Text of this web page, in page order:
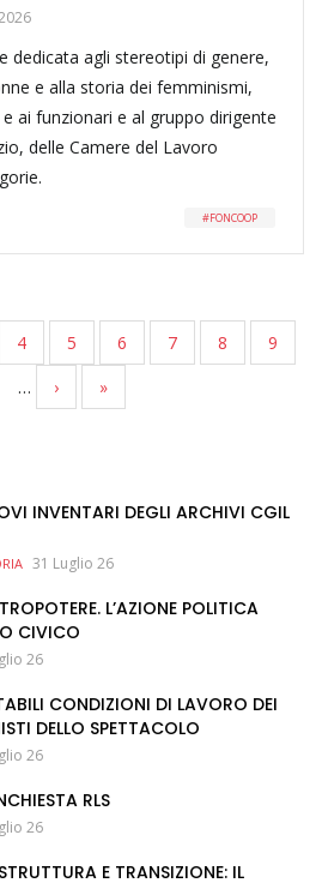
dedicata agli stereotipi di genere,
e alla storia dei femminismi,
ai funzionari e al gruppo dirigente
delle Camere del Lavoro
FONCOOP
PAGINA
4 PAGINA
5 PAGINA
6 PAGINA
7 PAGINA
8
9
…
PAGINA
›
ULTIMA
»
INVENTARI DEGLI ARCHIVI CGIL
31 Luglio 26
L’AZIONE POLITICA
CIVICO
26
CONDIZIONI DI LAVORO DEI
DELLO SPETTACOLO
26
RLS
26
E TRANSIZIONE: IL